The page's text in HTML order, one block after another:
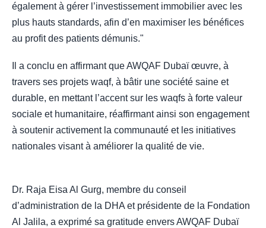
également à gérer l’investissement immobilier avec les
plus hauts standards, afin d’en maximiser les bénéfices
au profit des patients démunis."
Il a conclu en affirmant que AWQAF Dubaï œuvre, à
travers ses projets waqf, à bâtir une société saine et
durable, en mettant l’accent sur les waqfs à forte valeur
sociale et humanitaire, réaffirmant ainsi son engagement
à soutenir activement la communauté et les initiatives
nationales visant à améliorer la qualité de vie.
Dr. Raja Eisa Al Gurg, membre du conseil
d’administration de la DHA et présidente de la Fondation
Al Jalila, a exprimé sa gratitude envers AWQAF Dubaï